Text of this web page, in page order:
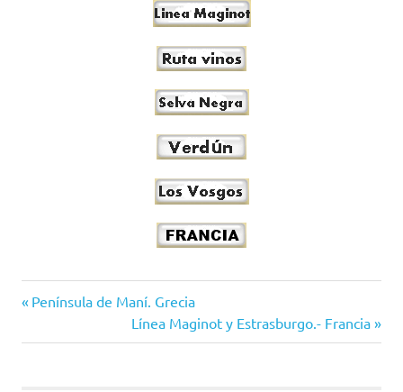
guias
Península de Maní. Grecia
Línea Maginot y Estrasburgo.- Francia